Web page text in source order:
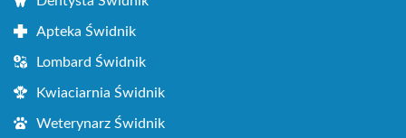
Apteka Świdnik
Lombard Świdnik
Kwiaciarnia Świdnik
Weterynarz Świdnik